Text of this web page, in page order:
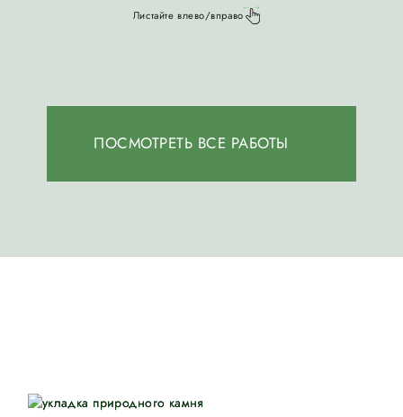
Листайте влево/вправо
ПОСМОТРЕТЬ ВСЕ РАБОТЫ